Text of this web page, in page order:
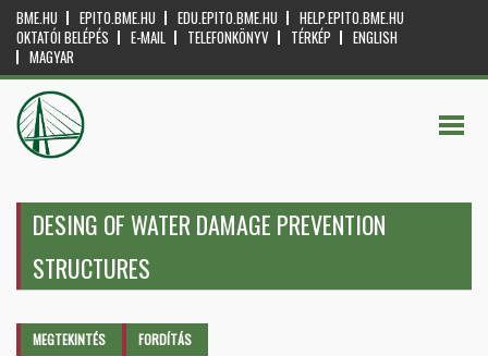
BME.HU EPITO.BME.HU EDU.EPITO.BME.HU
HELP.EPITO.BME.HU
OKTATÓI BELÉPÉS
E-MAIL TELEFONKÖNYV TÉRKÉP
ENGLISH
MAGYAR
DESING OF WATER DAMAGE PREVENTION
STRUCTURES
Elsődleges fülek
MEGTEKINTÉS (AKTÍVFORDÍTÁS